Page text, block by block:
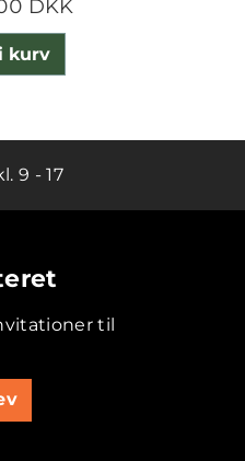
DKK
kurv
9 - 17
til